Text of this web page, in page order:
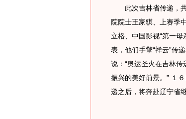
此次吉林省传递，共
院院士王家骐、上赛季
立格、中国影视“第一
表，他们手擎“祥云”传
说：“奥运圣火在吉林
振兴的美好前景。” １
递之后，将奔赴辽宁省